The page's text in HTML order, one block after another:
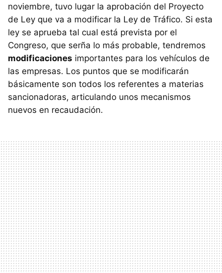
noviembre, tuvo lugar la aprobación del Proyecto
de Ley que va a modificar la Ley de Tráfico. Si esta
ley se aprueba tal cual está prevista por el
Congreso, que serña lo más probable, tendremos
modificaciones importantes para los vehículos de
las empresas. Los puntos que se modificarán
básicamente son todos los referentes a materias
sancionadoras, articulando unos mecanismos
nuevos en recaudación.